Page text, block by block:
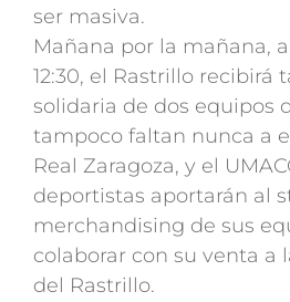
ser masiva.
Mañana por la mañana,
12:30, el Rastrillo recibirá
solidaria de dos equipos
tampoco faltan nunca a
Real Zaragoza, y el
deportistas aportarán al
merchandising de sus
colaborar con su venta a
del Rastrillo.